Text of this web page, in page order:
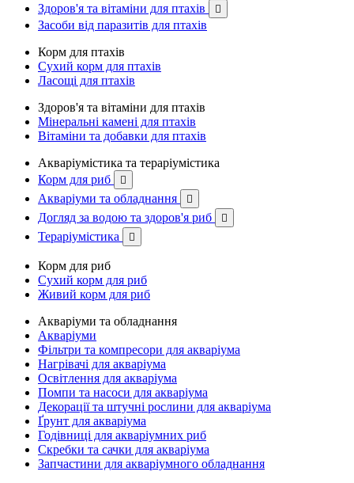
Здоров'я та вітаміни для птахів 
Засоби від паразитів для птахів
Корм для птахів
Сухий корм для птахів
Ласощі для птахів
Здоров'я та вітаміни для птахів
Мінеральні камені для птахів
Вітаміни та добавки для птахів
Акваріумістика та тераріумістика
Корм для риб

Акваріуми та обладнання 
Догляд за водою та здоров'я риб 
Тераріумістика 
Корм для риб
Сухий корм для риб
Живий корм для риб
Акваріуми та обладнання
Акваріуми
Фільтри та компресори для акваріума
Нагрівачі для акваріума
Освітлення для акваріума
Помпи та насоси для акваріума
Декорації та штучні рослини для акваріума
Ґрунт для акваріума
Годівниці для акваріумних риб
Скребки та сачки для акваріума
Запчастини для акваріумного обладнання